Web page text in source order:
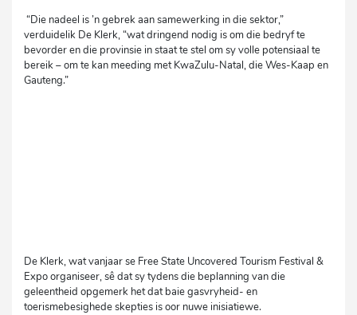
“Die nadeel is ’n gebrek aan samewerking in die sektor,”
verduidelik De Klerk, “wat dringend nodig is om die bedryf te
bevorder en die provinsie in staat te stel om sy volle potensiaal te
bereik – om te kan meeding met KwaZulu-Natal, die Wes-Kaap en
Gauteng.”
De Klerk, wat vanjaar se Free State Uncovered Tourism Festival &
Expo organiseer, sê dat sy tydens die beplanning van die
geleentheid opgemerk het dat baie gasvryheid- en
toerismebesighede skepties is oor nuwe inisiatiewe.